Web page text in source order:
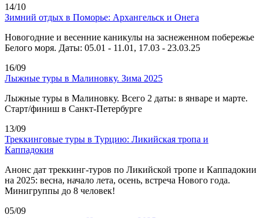
14/10
Зимний отдых в Поморье: Архангельск и Онега
Новогодние и весенние каникулы на заснеженном побережье
Белого моря. Даты: 05.01 - 11.01, 17.03 - 23.03.25
16/09
Лыжные туры в Малиновку. Зима 2025
Лыжные туры в Малиновку. Всего 2 даты: в январе и марте.
Старт/финиш в Санкт-Петербурге
13/09
Треккинговые туры в Турцию: Ликийская тропа и
Каппадокия
Анонс дат треккинг-туров по Ликийской тропе и Каппадокии
на 2025: весна, начало лета, осень, встреча Нового года.
Минигруппы до 8 человек!
05/09